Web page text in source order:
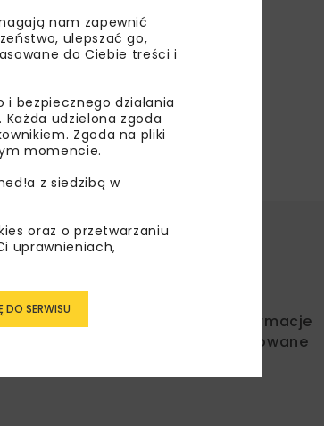
przy
MS-3 (DK16)
systemu Doka
od nas najlepsze informacje
atrakcyjne oferty i dedykowane
nam zapewnić
ulepszać go,
do Ciebie treści i
bezpiecznego działania
udzielona zgoda
Zgoda na pliki
momencie.
z siedzibą w
oraz o przetwarzaniu
uprawnieniach,
DO SERWISU